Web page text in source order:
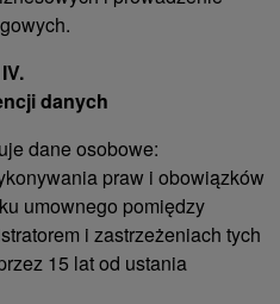
IV.
danych
dane osobowe:
praw i obowiązków
umownego pomiędzy
i zastrzeżeniach tych
15 lat od ustania